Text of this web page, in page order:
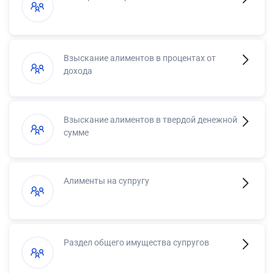
Взыскание алиментов в процентах от
дохода
Взыскание алиментов в твердой денежной
сумме
Алименты на супругу
Раздел общего имущества супругов